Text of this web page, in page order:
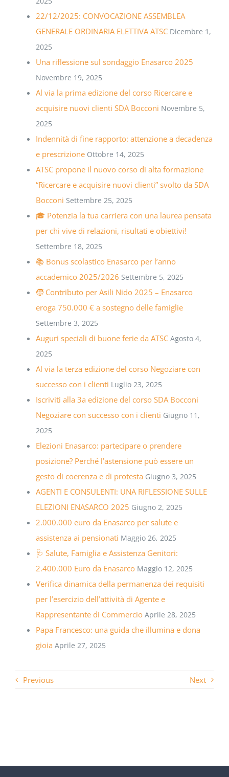
22/12/2025: CONVOCAZIONE ASSEMBLEA
GENERALE ORDINARIA ELETTIVA ATSC Dicembre 1,
2025
Una riflessione sul sondaggio Enasarco 2025
Novembre 19, 2025
Al via la prima edizione del corso Ricercare e
acquisire nuovi clienti SDA Bocconi Novembre 5,
2025
Indennità di fine rapporto: attenzione a decadenza
e prescrizione Ottobre 14, 2025
ATSC propone il nuovo corso di alta formazione
“Ricercare e acquisire nuovi clienti” svolto da SDA
Bocconi Settembre 25, 2025
🎓 Potenzia la tua carriera con una laurea pensata
per chi vive di relazioni, risultati e obiettivi!
Settembre 18, 2025
📚 Bonus scolastico Enasarco per l’anno
accademico 2025/2026 Settembre 5, 2025
🧒 Contributo per Asili Nido 2025 – Enasarco
eroga 750.000 € a sostegno delle famiglie
Settembre 3, 2025
Auguri speciali di buone ferie da ATSC Agosto 4,
2025
Al via la terza edizione del corso Negoziare con
successo con i clienti Luglio 23, 2025
Iscriviti alla 3a edizione del corso SDA Bocconi
Negoziare con successo con i clienti Giugno 11,
2025
Elezioni Enasarco: partecipare o prendere
posizione? Perché l’astensione può essere un
gesto di coerenza e di protesta Giugno 3, 2025
AGENTI E CONSULENTI: UNA RIFLESSIONE SULLE
ELEZIONI ENASARCO 2025 Giugno 2, 2025
2.000.000 euro da Enasarco per salute e
assistenza ai pensionati Maggio 26, 2025
🩺 Salute, Famiglia e Assistenza Genitori:
2.400.000 Euro da Enasarco Maggio 12, 2025
Verifica dinamica della permanenza dei requisiti
per l’esercizio dell’attività di Agente e
Rappresentante di Commercio Aprile 28, 2025
Papa Francesco: una guida che illumina e dona
gioia Aprile 27, 2025
Previous Next